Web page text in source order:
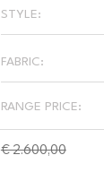
STYLE:
FABRIC:
RANGE PRICE:
€ 2.600,00